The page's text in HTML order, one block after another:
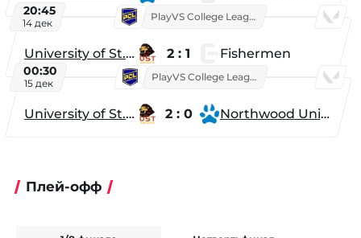
20:45
14 дек
PlayVS College League 2025: Fall
University of St. Thomas 2 : 1 Fishermen
00:30
15 дек
PlayVS College League 2025: Fall
University of St. Thomas 2 : 0 Northwood University
Плей-офф